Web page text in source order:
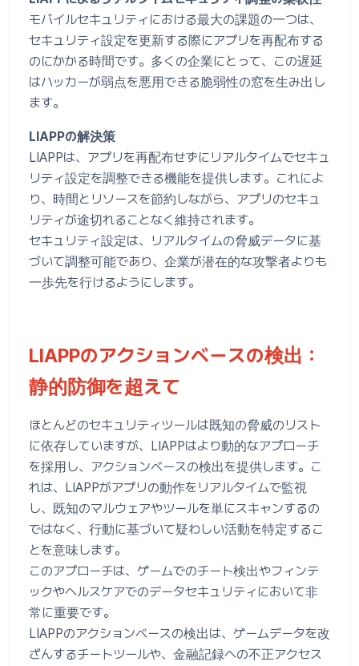
モバイルセキュリティにおける最大の課題の一つは、
セキュリティ設定を更新する際にアプリを再配布する
のにかかる時間です。多くの企業にとって、この遅延
はハッカーが弱点を悪用できる脆弱性の窓を生み出し
ます。
LIAPPの解決策
LIAPPは、アプリを再配布せずにリアルタイムでセキュ
リティ設定を調整できる機能を提供します。これによ
り、時間とリソースを節約しながら、アプリのセキュ
リティが途切れることなく維持されます。
セキュリティ設定は、リアルタイムの脅威データに基
づいて調整可能であり、企業が潜在的な攻撃者よりも
一歩先を行けるようにします。
LIAPPのアクションベースの検出：
静的防御を超えて
ほとんどのセキュリティツールは既知の脅威のリスト
に依存していますが、LIAPPはより動的なアプローチ
を採用し、アクションベースの検出を提供します。こ
れは、LIAPPがアプリの動作をリアルタイムで監視
し、既知のマルウェアやツールを単にスキャンするの
ではなく、行動に基づいて疑わしい活動を特定するこ
とを意味します。
このアプローチは、ゲームでのチート検出やフィンテ
ックやヘルスケアでのデータセキュリティにおいて非
常に重要です。
LIAPPのアクションベースの検出は、ゲームデータを改
ざんするチートツールや、金融記録への不正アクセス